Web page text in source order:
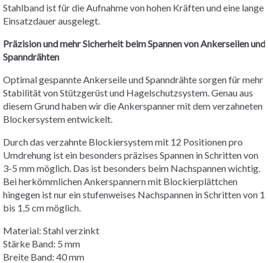
Stahlband ist für die Aufnahme von hohen Kräften und eine lange
Einsatzdauer ausgelegt.
Präzision und mehr Sicherheit beim Spannen von Ankerseilen und
Spanndrähten
Optimal gespannte Ankerseile und Spanndrähte sorgen für mehr
Stabilität von Stützgerüst und Hagelschutzsystem. Genau aus
diesem Grund haben wir die Ankerspanner mit dem verzahneten
Blockersystem entwickelt.
Durch das verzahnte Blockiersystem mit 12 Positionen pro
Umdrehung ist ein besonders präzises Spannen in Schritten von
3-5 mm möglich. Das ist besonders beim Nachspannen wichtig.
Bei herkömmlichen Ankerspannern mit Blockierplättchen
hingegen ist nur ein stufenweises Nachspannen in Schritten von 1
bis 1,5 cm möglich.
Material: Stahl verzinkt
Stärke Band: 5 mm
Breite Band: 40 mm